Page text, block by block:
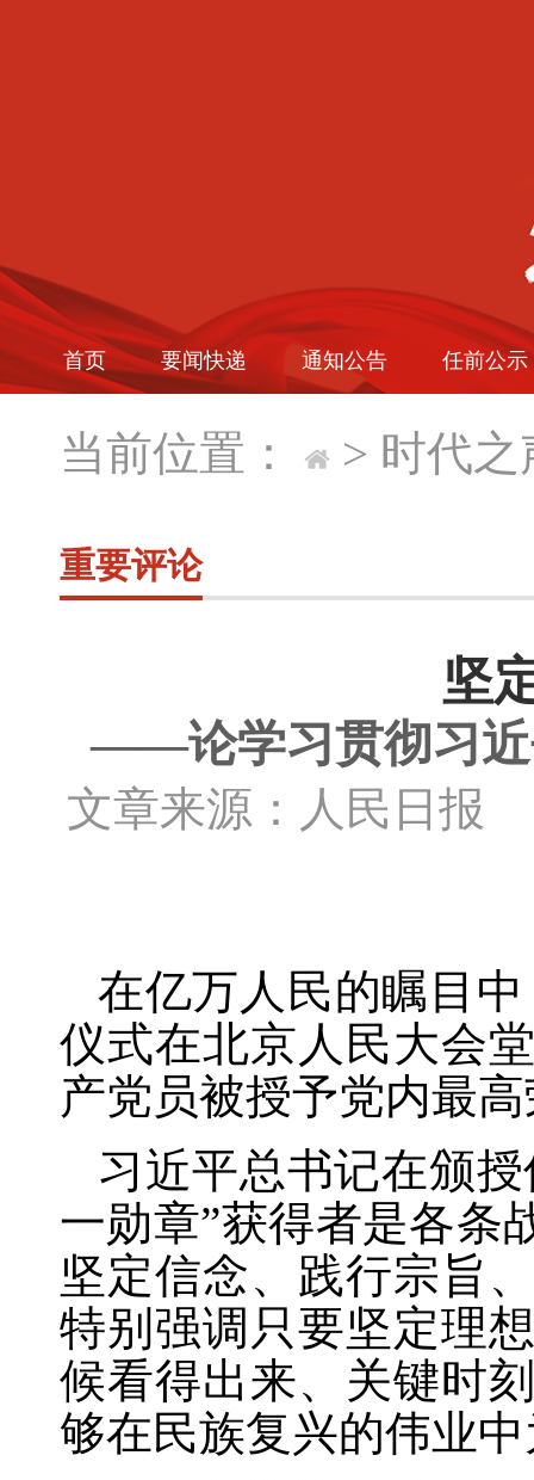
首页 要闻快递 通知公告 任前公示
当前位置： > 时代之
重要评论
坚
——论学习贯彻习近
文章来源：人民日
在亿万人民的瞩目
仪式在北京人民大会
产党员被授予党内最
习近平总书记在颁
一勋章”获得者是各条
坚定信念、践行宗旨
特别强调只要坚定理
候看得出来、关键时
够在民族复兴的伟业